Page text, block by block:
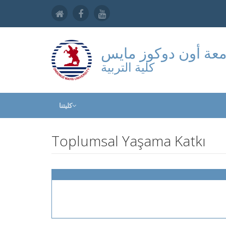
أون دوكوز مايس
كلية التربية
كليتنا
Toplumsal Yaşama Katkı